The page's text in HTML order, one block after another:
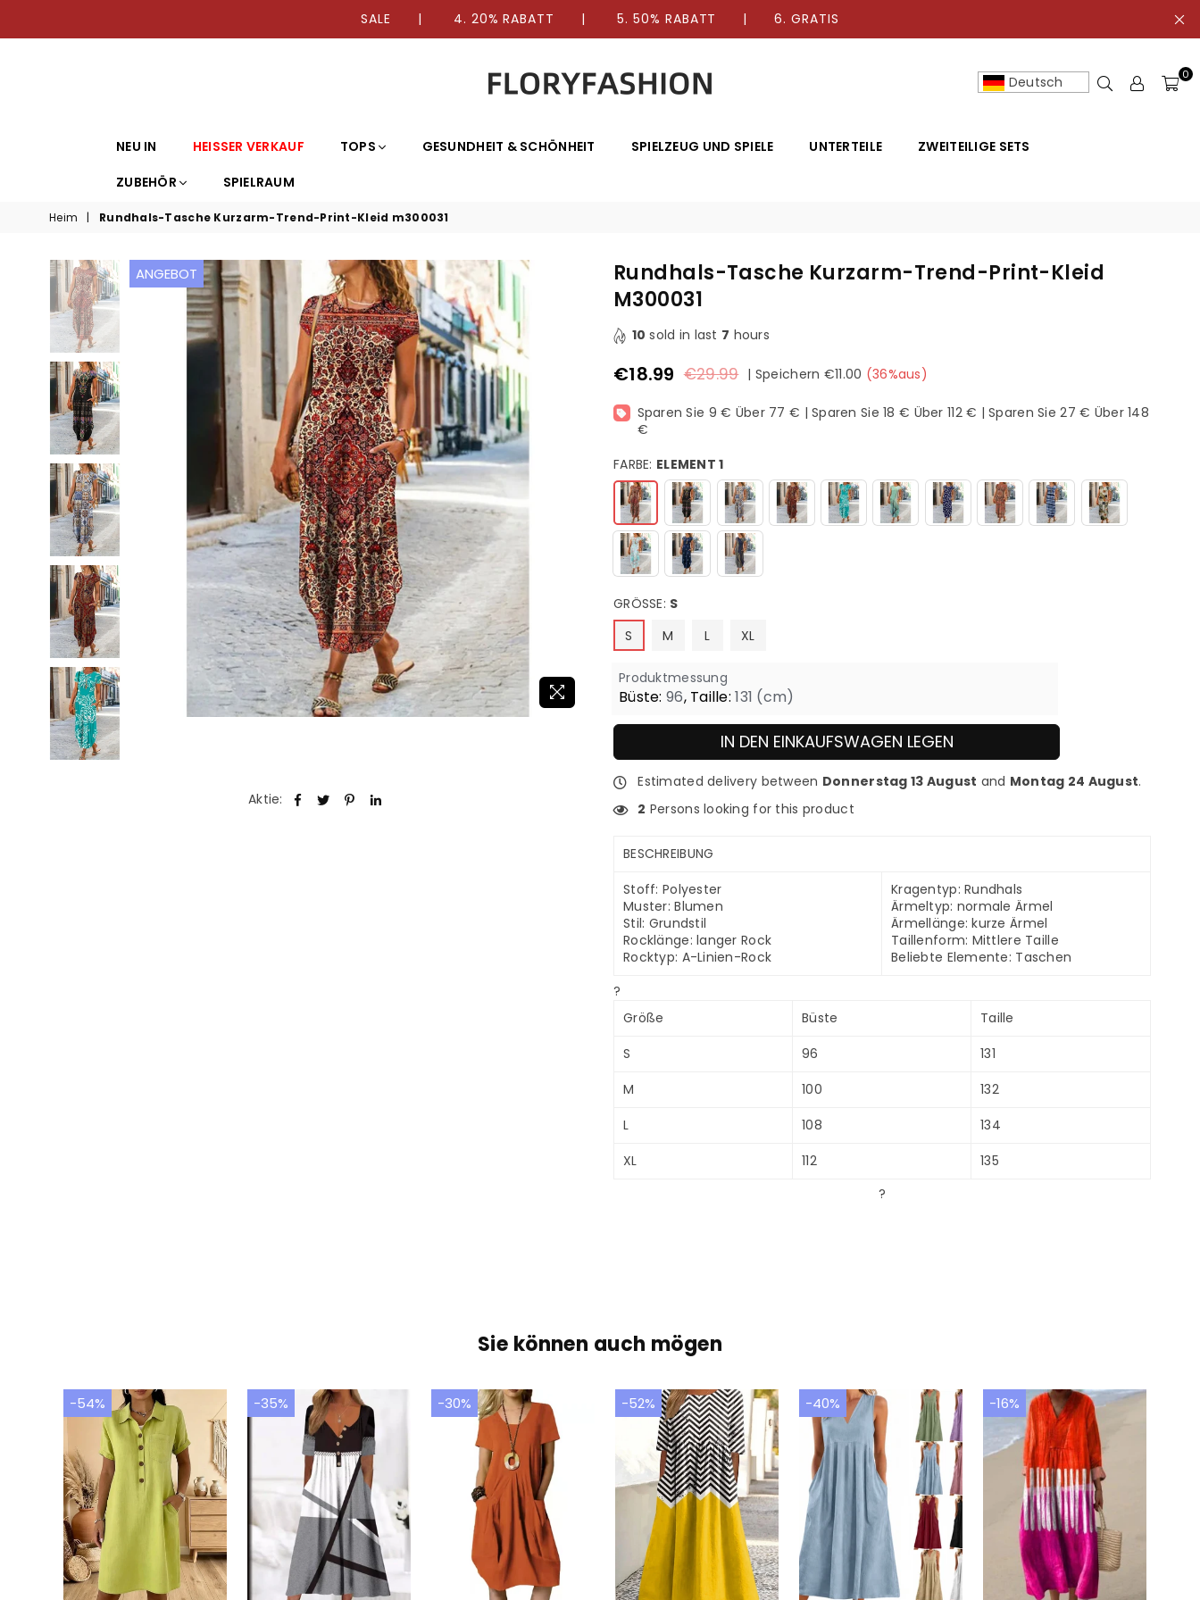
SALE | 4. 20% RABATT | 5. 50% RABATT | 6. GRATIS
FLORYFASHION
Deutsch 0
NEU IN HEISSER VERKAUF TOPS GESUNDHEIT & SCHÖNHEIT SPIELZEUG UND SPIELE UNTERTEILE
ZWEITEILIGE SETS
ZUBEHÖR
SPIELRAUM
Heim | Rundhals-Tasche Kurzarm-Trend-Print-Kleid m300031
ANGEBOT
Aktie:
Rundhals-Tasche Kurzarm-Trend-Print-Kleid
M300031
10 sold in last 7 hours
Normaler
€18.99 €29.99 | Speichern €11.00 (36%aus)
Sparen Sie 9 € Über 77 € | Sparen Sie 18 € Über 112 € | Sparen Sie 27 € Über 148
€
FARBE: ELEMENT 1
GRÖSSE: S
S
M L XL
Produktmessung
Büste: 96, Taille:131 (cm)
IN DEN EINKAUFSWAGEN LEGEN
Estimated delivery between Donnerstag 13 August and Montag 24 August.
2 Persons looking for this product
BESCHREIBUNG
Stoff: Polyester
Muster: Blumen
Stil: Grundstil
Rocklänge: langer Rock
Rocktyp: A-Linien-Rock
Kragentyp: Rundhals
Ärmeltyp: normale Ärmel
Ärmellänge: kurze Ärmel
Taillenform: Mittlere Taille
Beliebte Elemente: Taschen
?
Größe
Büste
Taille
S
96
131
M
100
132
L
108
134
XL
112
135
?
Sie können auch mögen
-54% -35% -30% -52% -40% -16%